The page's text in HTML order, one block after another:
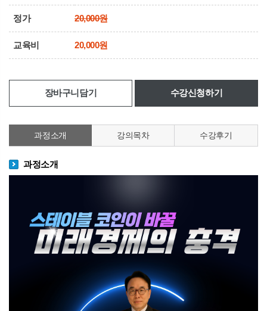
정가 20,000원
교육비 20,000원
수강신청하기
장바구니담기
과정소개 강의목차 수강후기
과정소개